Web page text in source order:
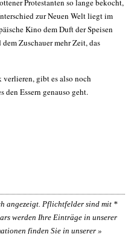
Protestanten so lange bekocht,
zur Neuen Welt liegt im
Kino dem Duft der Speisen
Zuschauer mehr Zeit, das
verlieren, gibt es also noch
den Essern genauso geht.
angezeigt. Pflichtfelder sind mit *
werden Ihre Einträge in unserer
finden Sie in unserer »